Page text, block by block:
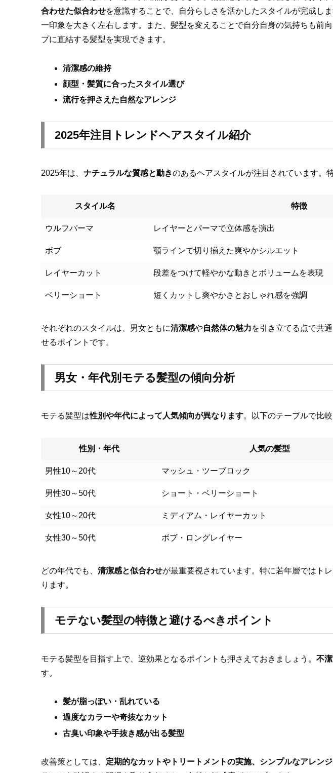
合わせた似合わせを意識することで、自分らしさを活かしたスタイルが完成し
一印象を大きく左右します。また、髪型を変えることで自分自身の気持ちも前
プに直結する髪型を実現できます。
清潔感の維持
顔型・髪質に合ったスタイル選び
流行を押さえた自然なアレンジ
2025年注目トレンドヘアスタイル紹介
2025年は、 ナチュラルな質感と動きのあるヘアスタイルが注目されています。
スタイル名 特徴
ウルフパーマ レイヤーとパーマで立体感を演出
ボブ 顎ラインで切り揃えた爽やかシルエット
レイヤーカット 段差をつけて軽やかな動きとボリュームを表現
ベリーショート 短くカットし爽やかさとおしゃれ感を強調
それぞれのスタイルは、男女ともに清潔感や自然体の魅力を引き立てる点で共
せるポイントです。
男女・年代別モテる髪型の傾向分析
モテる髪型は性別や年代によって人気傾向が異なります。以下のテーブルで比較
性別・年代 人気の髪型
男性10～20代 マッシュ・ツーブロック
男性30～50代 ショート・ベリーショート
女性10～20代 ミディアム・レイヤーカット
女性30～50代 ボブ・ロングレイヤー
どの年代でも、 清潔感と似合わせが最重要視されています。特に若年層ではト
ります。
モテない髪型の特徴と避けるべきポイント
モテる髪型を目指す上で、逆効果となるポイントも押さえておきましょう。 不
す。
髪が脂っぽい・乱れている
過度なカラーや奇抜なカット
古臭い印象や手抜き感が出る髪型
改善策としては、 定期的なカットやトリートメントの実施、シンプルなアレン